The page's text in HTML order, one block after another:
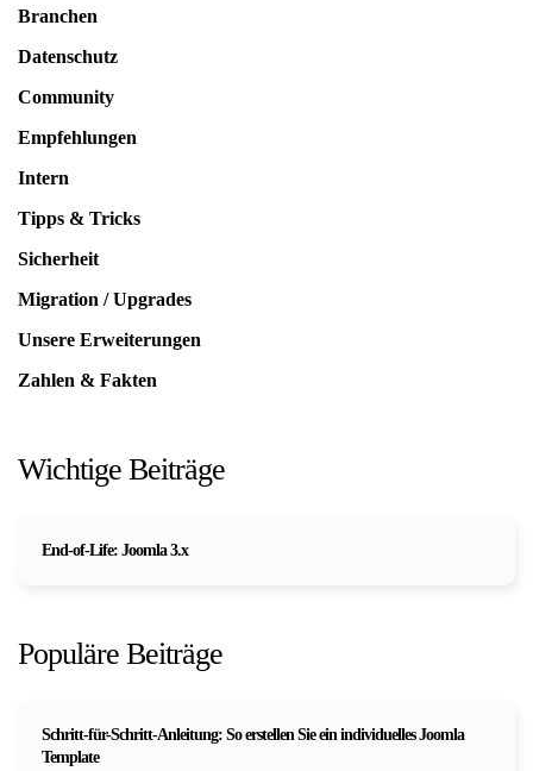
Branchen
Datenschutz
Community
Empfehlungen
Intern
Tipps & Tricks
Sicherheit
Migration / Upgrades
Unsere Erweiterungen
Zahlen & Fakten
Wichtige Beiträge
End-of-Life: Joomla 3.x
Populäre Beiträge
Schritt-für-Schritt-Anleitung: So erstellen Sie ein individuelles Joomla
Template